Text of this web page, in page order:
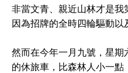
非當文青、親近山林才是我
因為招牌的全時四輪驅動以
然而在今年一月九號，星期
的休旅車，比森林人小一點